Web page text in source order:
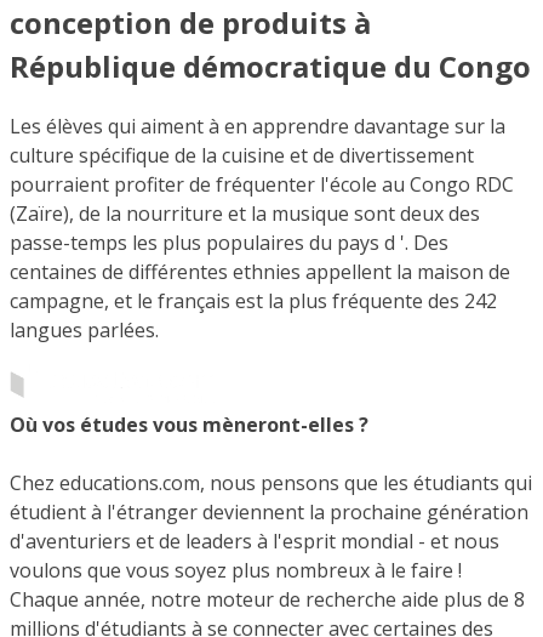
conception de produits à
République démocratique du Congo
Les élèves qui aiment à en apprendre davantage sur la
culture spécifique de la cuisine et de divertissement
pourraient profiter de fréquenter l'école au Congo RDC
(Zaïre), de la nourriture et la musique sont deux des
passe-temps les plus populaires du pays d '. Des
centaines de différentes ethnies appellent la maison de
campagne, et le français est la plus fréquente des 242
langues parlées.
Où vos études vous mèneront-elles ?
Chez educations.com, nous pensons que les étudiants qui
étudient à l'étranger deviennent la prochaine génération
d'aventuriers et de leaders à l'esprit mondial - et nous
voulons que vous soyez plus nombreux à le faire !
Chaque année, notre moteur de recherche aide plus de 8
millions d'étudiants à se connecter avec certaines des